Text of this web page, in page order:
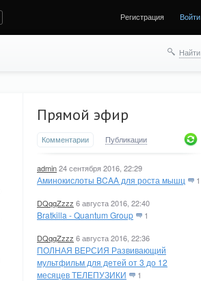
Регистрация Войти
Найти
Прямой эфир
Комментарии Публикации
admin24 сентября 2016, 22:29
Аминокислоты BCAA для роста мышц 1
DQqqZzzz 6 августа 2016, 22:40
Bratkilla - Quantum Group 1
DQqqZzzz 6 августа 2016, 22:36
ПОЛНАЯ ВЕРСИЯ Развивающий
мультфильм для детей от 3 до 12
месяцев ТЕЛЕПУЗИКИ
1